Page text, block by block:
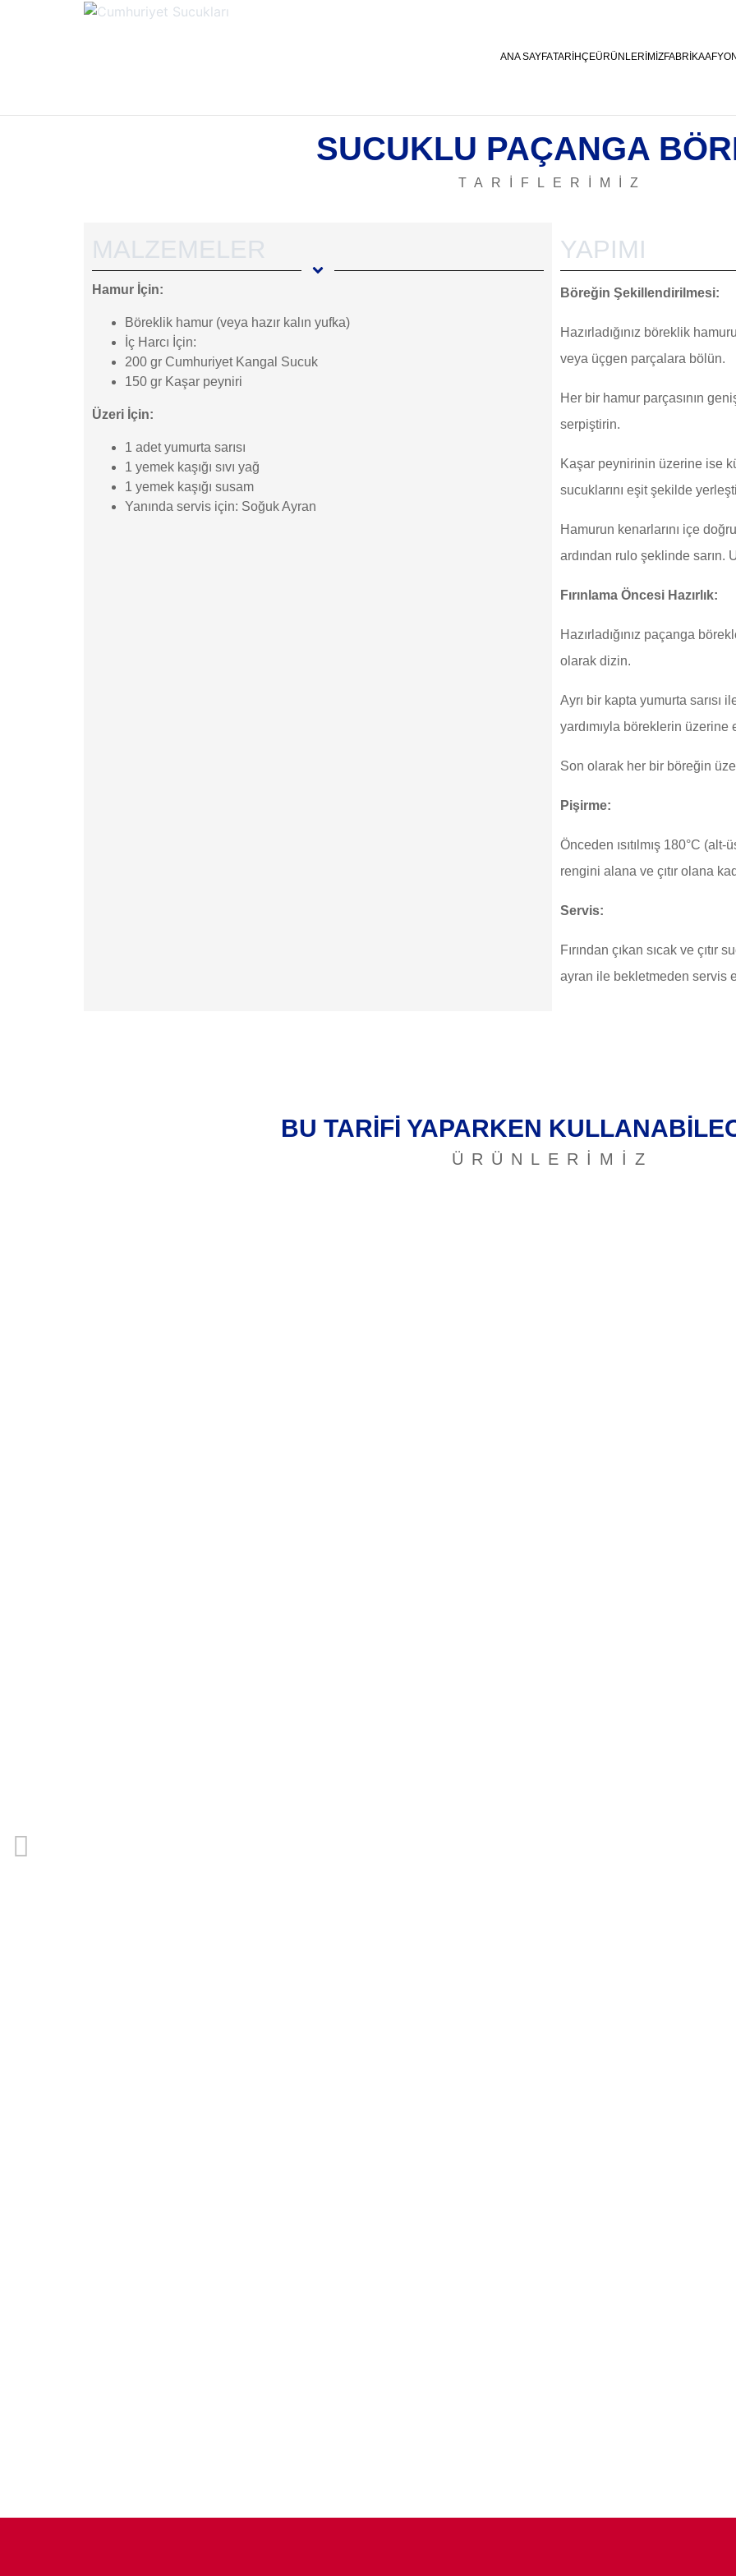
ANA SAYFATARİHÇEÜRÜNLERİMİZFABRİKA
SUCUKLU PAÇANGA
TARİFLERİMİZ
MALZEMELER
Hamur İçin:
Böreklik hamur (veya hazır kalın yufka)
İç Harcı İçin:
200 gr Cumhuriyet Kangal Sucuk
150 gr Kaşar peyniri
Üzeri İçin:
1 adet yumurta sarısı
1 yemek kaşığı sıvı yağ
1 yemek kaşığı susam
Yanında servis için: Soğuk Ayran
YAPIMI
Böreğin Şekillendirilmesi:
Hazırladığınız böreklik
veya üçgen parçalara bölün.
Her bir hamur parçasının
serpiştirin.
Kaşar peynirinin üzerine ise
sucuklarını eşit şekilde
Hamurun kenarlarını içe
ardından rulo şeklinde sarın.
Fırınlama Öncesi Hazırlık:
Hazırladığınız paçanga
olarak dizin.
Ayrı bir kapta yumurta sarısı
yardımıyla böreklerin üzerine
Son olarak her bir böreğin
Pişirme:
Önceden ısıtılmış 180°C (alt-
rengini alana ve çıtır olana
Servis:
Fırından çıkan sıcak ve
ayran ile bekletmeden servis
BU TARİFİ YAPARKEN
ÜRÜNLERİMİZ